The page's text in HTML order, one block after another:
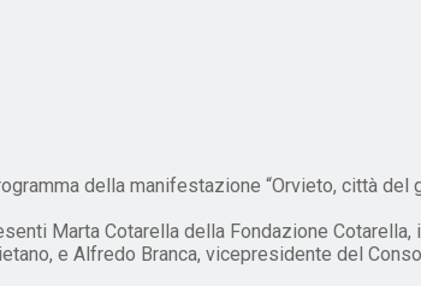
della manifestazione “Orvieto, città del
Marta Cotarella della Fondazione Cotarella,
e Alfredo Branca, vicepresidente del